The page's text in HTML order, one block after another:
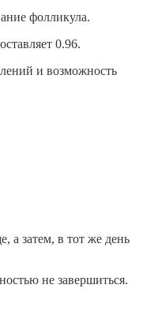
фолликула.
0.96.
и возможность
а затем, в тот же день
не завершиться.